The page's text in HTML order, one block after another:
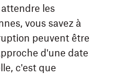
les
vous savez à
peuvent être
d'une date
c'est que